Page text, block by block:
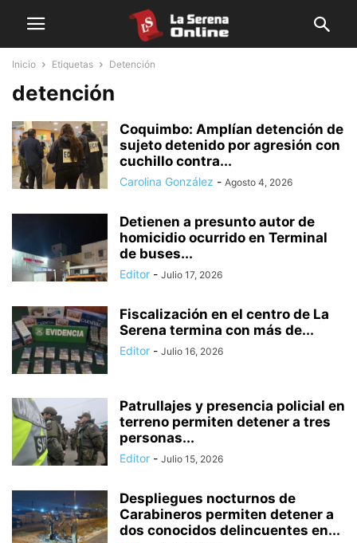
Inicio Etiquetas Detención
detención
Coquimbo: Amplían detención de
sujeto detenido por agresión con
cuchillo contra...
Carolina González - Agosto 4, 2026
Detienen a presunto autor de
homicidio ocurrido en Terminal
de buses...
Editor - Julio 17, 2026
Fiscalización en el centro de La
Serena termina con más de...
Editor - Julio 16, 2026
Patrullajes y presencia policial en
terreno permiten detener a tres
personas...
Editor - Julio 15, 2026
Despliegues nocturnos de
Carabineros permiten detener a
dos conocidos delincuentes en...